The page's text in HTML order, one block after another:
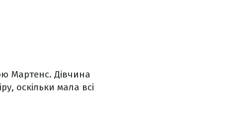
Мартенс. Дівчина
оскільки мала всі